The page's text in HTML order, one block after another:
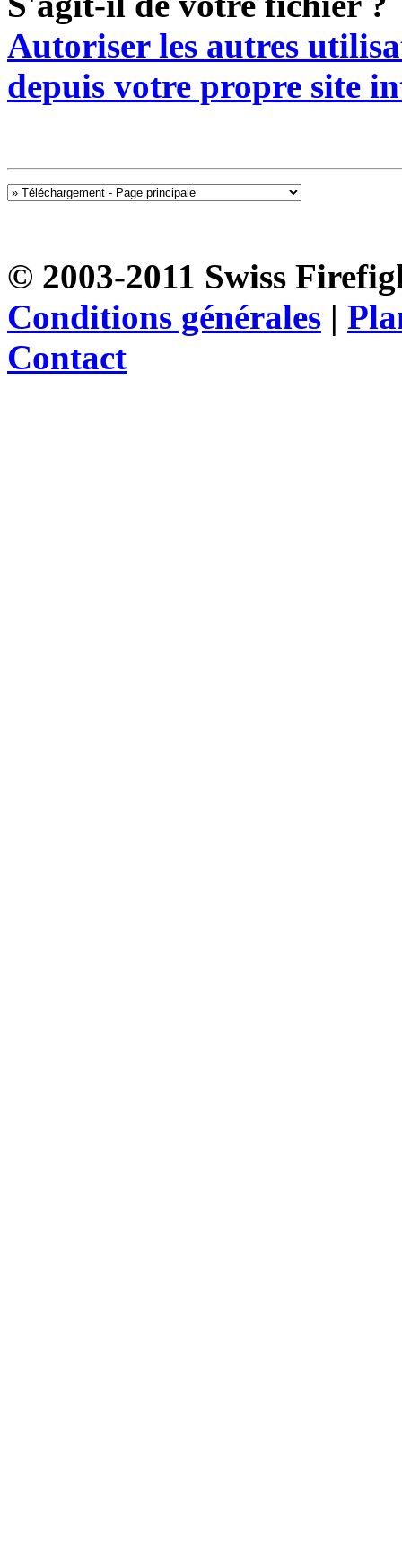
Autoriser les autres
depuis votre propre site
© 2003-2011 Swiss
Conditions générales |
Contact